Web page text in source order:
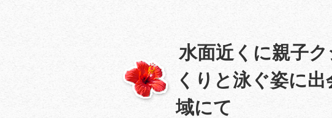
水面近くに親子
くりと泳ぐ姿に
域にて